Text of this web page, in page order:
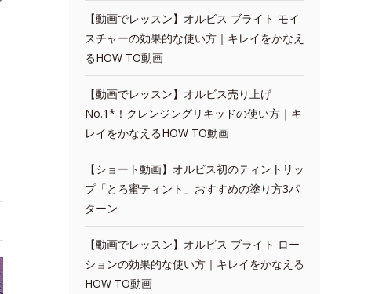
【動画でレッスン】オルビス ブライト モイ
スチャーの効果的な使い方｜キレイをかなえ
るHOW TO動画
【動画でレッスン】オルビス売り上げ
No.1*！クレンジングリキッドの使い方｜キ
レイをかなえるHOW TO動画
【ショート動画】オルビス初のティントリッ
プ「とろ蜜ティント」おすすめの塗り方3パ
ターン
【動画でレッスン】オルビス ブライト ロー
ションの効果的な使い方｜キレイをかなえる
HOW TO動画